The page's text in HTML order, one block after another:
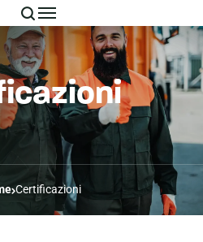
Certificazioni